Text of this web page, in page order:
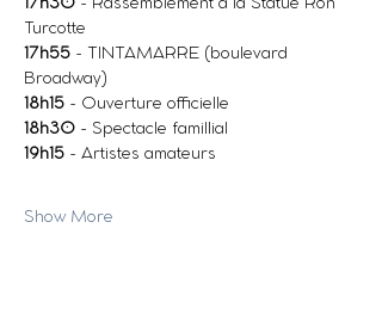
17h30 - Rassemblement à la Statue Ron
Turcotte
17h55 - TINTAMARRE (boulevard
Broadway)
18h15 - Ouverture officielle
18h30 - Spectacle famillial
19h15 - Artistes amateurs
Show More